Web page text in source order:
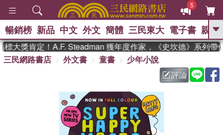
5
GO
熱搜： 東野圭吾 、
父親節 、 如果歷
暑期推薦 、 國際布克
獎 臺灣漫遊錄 、 方念華
登輝時代 、 數學女孩：黎曼猜想
偉大的迷走神經
暢銷榜 新品 中文 外文 簡體 三民東大 電子書 親子
大獎肯定！A.F. Steadman 獲年度作家，《史坎德》系列帶你
三民網路書店
外文書 童書
少年小說
評論